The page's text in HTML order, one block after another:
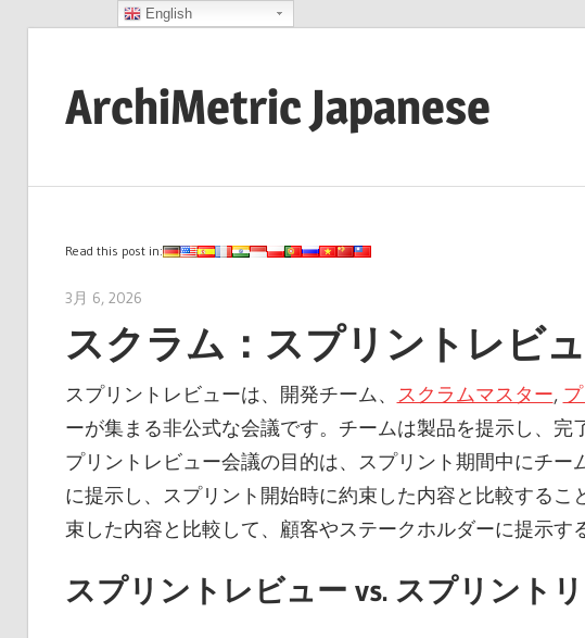
ArchiMetric Japanese
Dev
Scrum,
More
Read this post in:
3月 6, 2026
スクラム：スプリントレビ
スプリントレビューは、開発チーム、 スクラムマスター,
ーが集まる非公式な会議です。チームは製品を提示し、
プリントレビュー会議の目的は、スプリント期間中にチ
に提示し、スプリント開始時に約束した内容と比較するこ
束した内容と比較して、顧客やステークホルダーに提示す
スプリントレビュー vs. スプリント
English